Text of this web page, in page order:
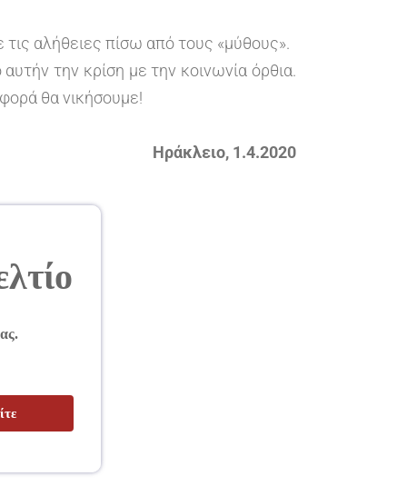
αλήθειες πίσω από τους «μύθους».
την κρίση με την κοινωνία όρθια.
θα νικήσουμε!
Ηράκλειο, 1.4.2020